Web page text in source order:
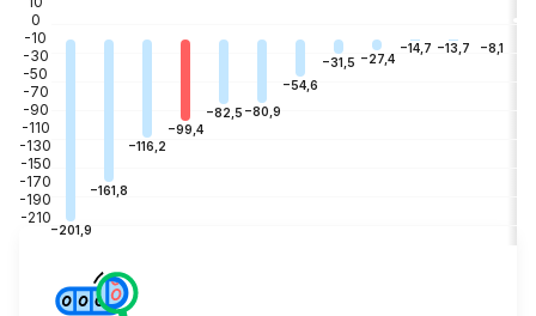
0
-10
-30
-50
-70
-90
-110
-130
-150
-170
-190
-210
−201,9
−161,8
−116,2
−99,4
−82,5 −80,9
−54,6
−31,5 −27,4
−14,7 −13,7 −8,1